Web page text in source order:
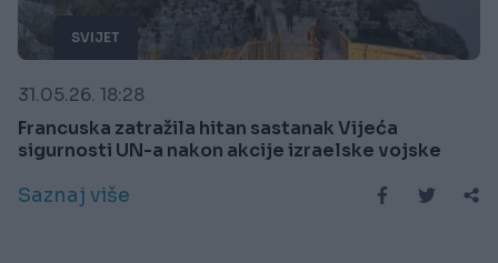
SVIJET
31.05.26. 18:28
Francuska zatražila hitan sastanak Vijeća
sigurnosti UN-a nakon akcije izraelske vojske
Saznaj više